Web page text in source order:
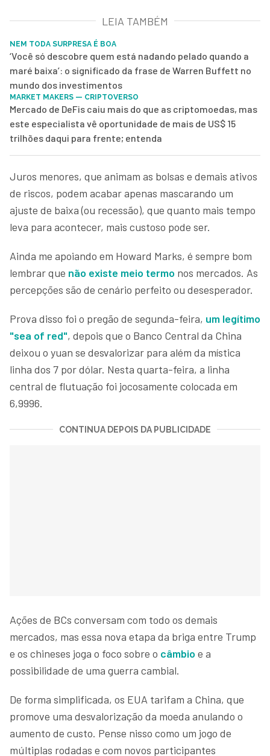
LEIA TAMBÉM
NEM TODA SURPRESA É BOA
‘Você só descobre quem está nadando pelado quando a
maré baixa’: o significado da frase de Warren Buffett no
mundo dos investimentos
MARKET MAKERS — CRIPTOVERSO
Mercado de DeFis caiu mais do que as criptomoedas, mas
este especialista vê oportunidade de mais de US$ 15
trilhões daqui para frente; entenda
Juros menores, que animam as bolsas e demais ativos
de riscos, podem acabar apenas mascarando um
ajuste de baixa (ou recessão), que quanto mais tempo
leva para acontecer, mais custoso pode ser.
Ainda me apoiando em Howard Marks, é sempre bom
lembrar que não existe meio termo nos mercados. As
percepções são de cenário perfeito ou desesperador.
Prova disso foi o pregão de segunda-feira, um legítimo
"sea of red", depois que o Banco Central da China
deixou o yuan se desvalorizar para além da mística
linha dos 7 por dólar. Nesta quarta-feira, a linha
central de flutuação foi jocosamente colocada em
6,9996.
CONTINUA DEPOIS DA PUBLICIDADE
Ações de BCs conversam com todo os demais
mercados, mas essa nova etapa da briga entre Trump
e os chineses joga o foco sobre o câmbio e a
possibilidade de uma guerra cambial.
De forma simplificada, os EUA tarifam a China, que
promove uma desvalorização da moeda anulando o
aumento de custo. Pense nisso como um jogo de
múltiplas rodadas e com novos participantes